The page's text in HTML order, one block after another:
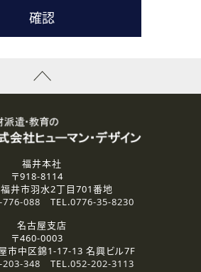
されている企業の皆様
回答するために利用いたします。
電話・Ｅメールのいずれかの方法とい
関するご連絡のために利用いたしま
の内容に回答するために利用いたし
電話・Ｅメールのいずれかの方法とい
報は、法令等の規定に従う場合を除き、
の委託
護の評価基準を満たした委託先に、個
あります。
福井本社
〒918-8114
井市羽水2丁目701番地
776-088 TEL.0776-35-8230
名古屋支店
〒460-0003
市中区錦1-17-13 名興ビル7F
203-348 TEL.052-202-3113